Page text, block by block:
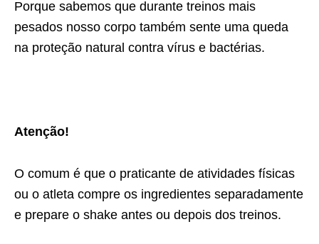
Porque sabemos que durante treinos mais
pesados nosso corpo também sente uma queda
na proteção natural contra vírus e bactérias.
Atenção!
O comum é que o praticante de atividades físicas
ou o atleta compre os ingredientes separadamente
e prepare o shake antes ou depois dos treinos.